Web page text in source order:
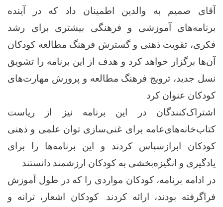
آقای صمیم به والدین اطمینان داد که در آینده
برنامه‌های آموزشی و فرهنگی بیشتری برای رشد
فکری، تقویت ذهنی و گسترش فرهنگ مطالعه کودکان
آن‌ها برگزار خواهد کرد و هدف از این برنامه را تشویق
نسل جدید، ترویج فرهنگ مطالعه و پرورش مهارت‌های
کودکان عنوان کرد.
اشتراک‌کنندگان در این برنامه نیز از ریاست
کتاب‌خانه‌های‌عامه برای غنی‌سازی توان علمی و ذهنی
کودکان ابرازسپاس کردند و این برنامه‌ها را برای
یادگیری و انگیزه‌بخشی به کودکان ارزشمند دانستند.
در ادامه برنامه، کودکان مواردی را که در طول آموزش
فراگرفته بودند، ارائه کردند. کودکان اشعار، ترانه‌ و